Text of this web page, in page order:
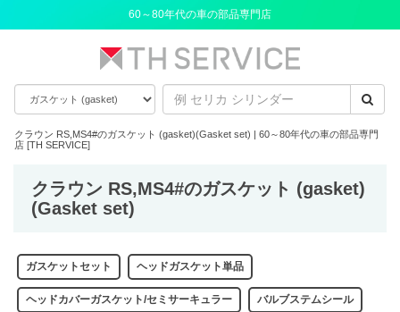
60～80年代の車の部品専門店
クラウン RS,MS4#のガスケット (gasket)(Gasket set) | 60～80年代の車の部品専門
店 [TH SERVICE]
クラウン RS,MS4#のガスケット (gasket)
(Gasket set)
ガスケットセット ヘッドガスケット単品
ヘッドカバーガスケット/セミサーキュラー バルブステムシール